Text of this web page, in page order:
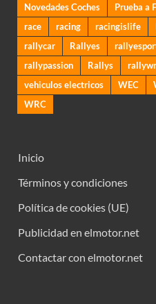
Novedades Coches
Prueba a
race
racing racingislife
rallycar
Rallyes
rallypassion
Rallys
vehiculos electricos
WEC
WRC
Inicio
Términos y condiciones
Política de cookies (UE)
Publicidad en elmotor.net
Contactar con elmotor.net